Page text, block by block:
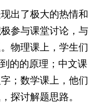
出了极大的热情和
参与课堂讨论，与
物理课上，学生们
的的原理；中文课
；数学课上，他们
探讨解题思路。